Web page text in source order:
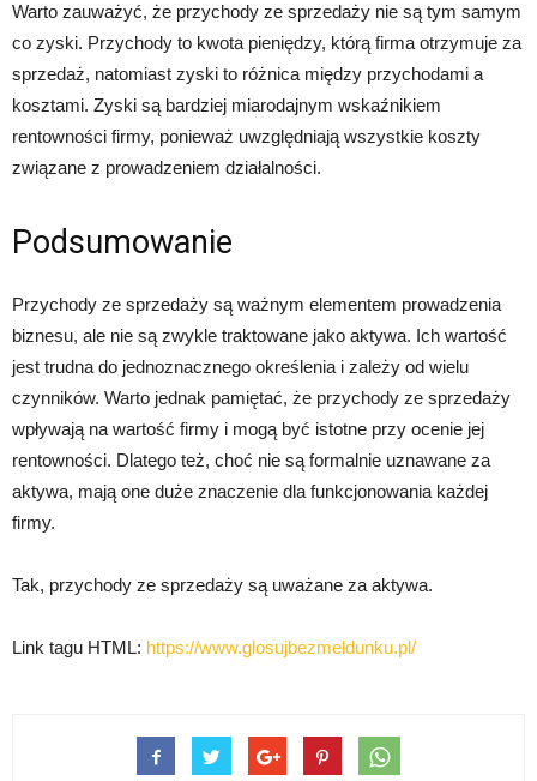
Warto zauważyć, że przychody ze sprzedaży nie są tym samym
co zyski. Przychody to kwota pieniędzy, którą firma otrzymuje za
sprzedaż, natomiast zyski to różnica między przychodami a
kosztami. Zyski są bardziej miarodajnym wskaźnikiem
rentowności firmy, ponieważ uwzględniają wszystkie koszty
związane z prowadzeniem działalności.
Podsumowanie
Przychody ze sprzedaży są ważnym elementem prowadzenia
biznesu, ale nie są zwykle traktowane jako aktywa. Ich wartość
jest trudna do jednoznacznego określenia i zależy od wielu
czynników. Warto jednak pamiętać, że przychody ze sprzedaży
wpływają na wartość firmy i mogą być istotne przy ocenie jej
rentowności. Dlatego też, choć nie są formalnie uznawane za
aktywa, mają one duże znaczenie dla funkcjonowania każdej
firmy.
Tak, przychody ze sprzedaży są uważane za aktywa.
Link tagu HTML: https://www.glosujbezmeldunku.pl/